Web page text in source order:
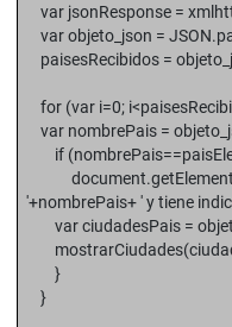
var jsonResponse =
var objeto_json =
paisesRecibidos =
for (var i=0;
var nombrePais =
if
'+nombrePais+ ' y tiene
var ciudadesPais =
}
}